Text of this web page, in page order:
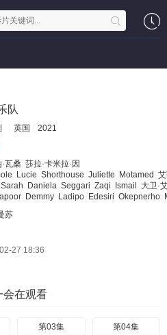
队
英国
2021
瓦桑 莎拉·卡米拉·因
Lucie Shorthouse Juliette Motamed
Sarah Daniela Seggari Zaqi Ismail
大卫·
Demmy Ladipo Edesiri Okepnerho
苏
27 18:36
会在观看
第03集 第04集